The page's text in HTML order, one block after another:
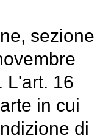
sezione
L'art. 16
in cui
di